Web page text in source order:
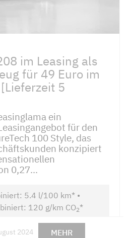
im Leasing als
für 49 Euro im
5
ein
für den
100 Style, das
konzipiert
0,27...
5.4 l/100 km* •
120 g/km CO2*
2024 MEHR